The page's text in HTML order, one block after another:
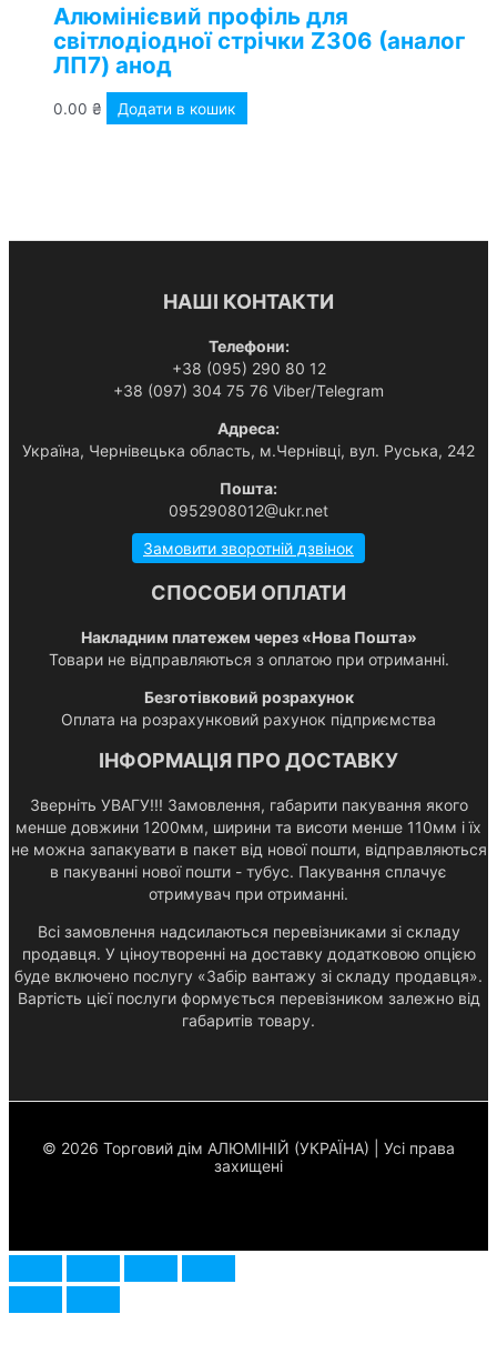
Алюмінієвий профіль для
світлодіодної стрічки Z306 (аналог
ЛП7) анод
0.00 ₴ Додати в кошик
НАШІ КОНТАКТИ
Телефони:
+38 (095) 290 80 12
+38 (097) 304 75 76 Viber/Telegram
Адреса:
Українa, Чернівецька область, м.Чернівці, вул. Руська, 242
Пошта:
0952908012@ukr.net
Замовити зворотній дзвінок
СПОСОБИ ОПЛАТИ
Накладним платежем через «Нова Пошта»
Товари не відправляються з оплатою при отриманні.
Безготівковий розрахунок
Оплата на розрахунковий рахунок підприємства
ІНФОРМАЦІЯ ПРО ДОСТАВКУ
Зверніть УВАГУ!!! Замовлення, габарити пакування якого
менше довжини 1200мм, ширини та висоти менше 110мм і їх
не можна запакувати в пакет від нової пошти, відправляються
в пакуванні нової пошти - тубус. Пакування сплачує
отримувач при отриманні.
Всі замовлення надсилаються перевізниками зі складу
продавця. У ціноутворенні на доставку додатковою опцією
буде включено послугу «Забір вантажу зі складу продавця».
Вартість цієї послуги формується перевізником залежно від
габаритів товару.
© 2026 Торговий дім АЛЮМІНІЙ (УКРАЇНА) | Усі права
захищені